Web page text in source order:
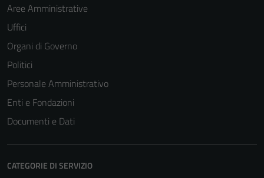
Aree Amministrative
Uffici
Organi di Governo
Politici
Personale Amministrativo
Enti e Fondazioni
Documenti e Dati
CATEGORIE DI SERVIZIO